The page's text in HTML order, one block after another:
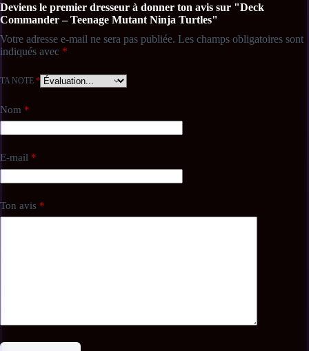
• 10 cartes de jeton recto-verso
• 1 boîte de deck
ℹ️Informations complémentaires
• Langue : Français
• Emballage soigné, adapté aux collectionneurs
Deviens le premier dresseur à donner ton avis sur "Deck
Commander – Teenage Mutant Ninja Turtles"
Votre adresse e-mail ne sera pas publiée. Les champs obligatoires sont
indiqués avec *
TA NOTE *
Nom *
E-mail *
Ton avis *